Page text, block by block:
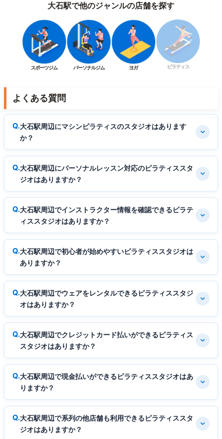
大石駅で他のジャンルの店舗を探す
スポーツジム パーソナルジム ヨガ ピラティス
よくある質問
大石駅周辺にマシンピラティスのスタジオはあります
か？
大石駅周辺にパーソナルレッスン対応のピラティススタ
ジオはありますか？
大石駅周辺でインストラクター情報を確認できるピラテ
ィススタジオはありますか？
大石駅周辺で初心者が始めやすいピラティススタジオは
ありますか？
大石駅周辺でウェアをレンタルできるピラティススタジ
オはありますか？
大石駅周辺でクレジットカード払いができるピラティス
スタジオはありますか？
大石駅周辺で現金払いができるピラティススタジオはあ
りますか？
大石駅周辺で系列の他店舗も利用できるピラティススタ
ジオはありますか？